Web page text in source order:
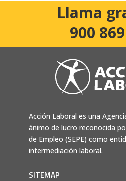
como otros derechos, como se explica
Llama
900
Acción Laboral es una
ánimo de lucro reconocida
de Empleo (SEPE) como
intermediación laboral.
SITEMAP